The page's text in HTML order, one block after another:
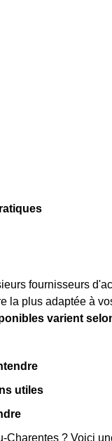
fournisseurs
la plus adaptée à
varient
utiles
Charentes ? Voici